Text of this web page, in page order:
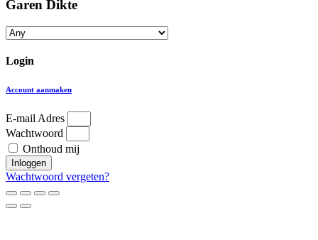
Garen Dikte
Login
Account aanmaken
E-mail Adres
Wachtwoord
Onthoud mij
Inloggen
Wachtwoord vergeten?